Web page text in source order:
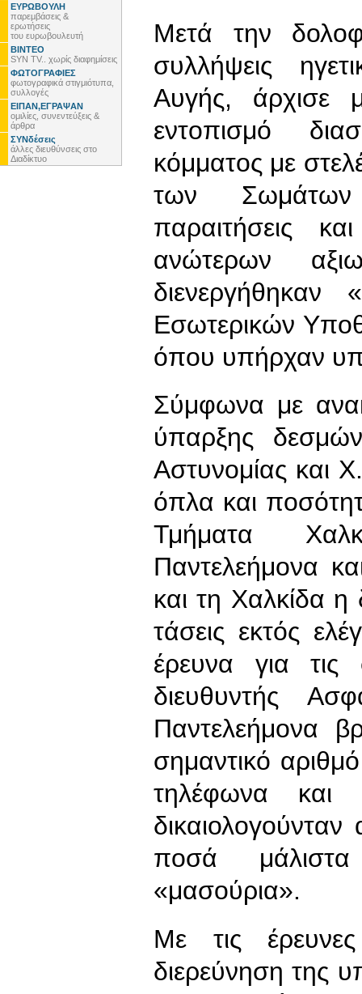
ΕΥΡΩΒΟΥΛΗ
παρεμβάσεις &
ερωτήσεις
του ευρωβουλευτή
ΒΙΝΤΕΟ
SYN TV.. χωρίς διαφημίσεις
ΦΩΤΟΓΡΑΦΙΕΣ
φωτογραφικά στιγμιότυπα,
συλλογές
ΕΙΠΑΝ,ΕΓΡΑΨΑΝ
ομιλίες, συνεντεύξεις &
άρθρα
ΣΥΝδέσεις
άλλες διευθύνσεις στο
Διαδίκτυο
Μετά την
συλλήψεις
Αυγής, άρχισε
εντοπισμό
κόμματος με
των Σωμάτων
παραιτήσεις
ανώτερων
Εσωτερικών
όπου υπήρχαν
Σύμφωνα με
ύπαρξης
Αστυνομίας και
όπλα και
Τμήματα
Παντελεήμονα
και τη Χαλκίδα
τάσεις εκτός
έρευνα για
διευθυντής
Παντελεήμονα
σημαντικό
τηλέφωνα
ποσά
«μασούρια».
Με τις
διερεύνηση της